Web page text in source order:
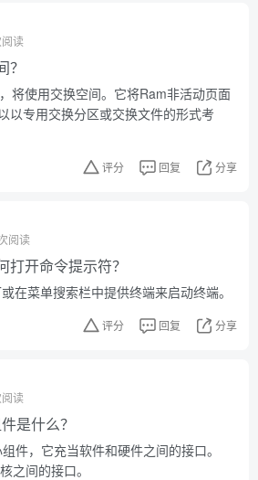
读
？
将使用交换空间。它将Ram非活动页面
以专用交换分区或交换文件的形式考
评分 回复 分享
阅读
打开命令提示符？
在菜单搜索栏中提供终端来启动终端。
评分 回复 分享
读
是什么？
件，它充当软件和硬件之间的接口。
之间的接口。